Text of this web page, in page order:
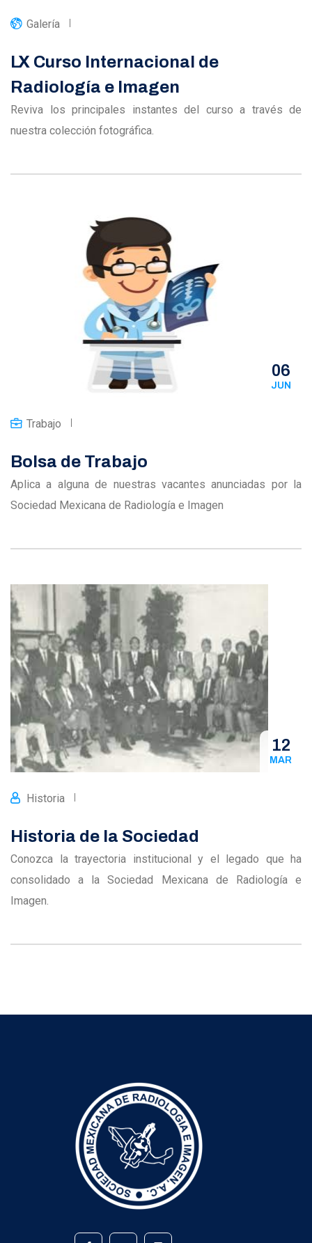
Galería
LX Curso Internacional de
Radiología e Imagen
Reviva los principales instantes del curso a través de
nuestra colección fotográfica.
06
JUN
Trabajo
Bolsa de Trabajo
Aplica a alguna de nuestras vacantes anunciadas por la
Sociedad Mexicana de Radiología e Imagen
12
MAR
Historia
Historia de la Sociedad
Conozca la trayectoria institucional y el legado que ha
consolidado a la Sociedad Mexicana de Radiología e
Imagen.